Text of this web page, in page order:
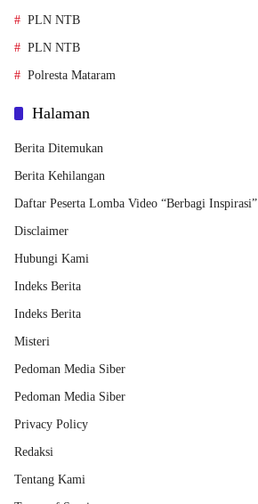
PLN NTB
PLN NTB
Polresta Mataram
Halaman
Berita Ditemukan
Berita Kehilangan
Daftar Peserta Lomba Video “Berbagi Inspirasi”
Disclaimer
Hubungi Kami
Indeks Berita
Indeks Berita
Misteri
Pedoman Media Siber
Pedoman Media Siber
Privacy Policy
Redaksi
Tentang Kami